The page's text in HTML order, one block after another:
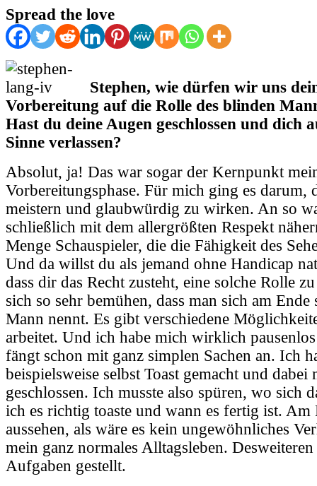
Spread the love
Stephen, wie dürfen wir uns
Vorbereitung auf die Rolle des blinden
Hast du deine Augen geschlossen und dich
Sinne verlassen?
Absolut, ja! Das war sogar der Kernpunkt
Vorbereitungsphase. Für mich ging es darum,
meistern und glaubwürdig zu wirken. An so
schließlich mit dem allergrößten Respekt
Menge Schauspieler, die die Fähigkeit des
Und da willst du als jemand ohne Handicap
dass dir das Recht zusteht, eine solche Rolle
sich so sehr bemühen, dass man sich am
Mann nennt. Es gibt verschiedene
arbeitet. Und ich habe mich wirklich
fängt schon mit ganz simplen Sachen an. Ich
beispielsweise selbst Toast gemacht und dabei
geschlossen. Ich musste also spüren, wo sich
ich es richtig toaste und wann es fertig ist. Am
aussehen, als wäre es kein ungewöhnliches
mein ganz normales Alltagsleben.
Aufgaben gestellt.